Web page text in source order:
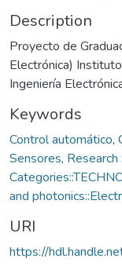
Description
Proyecto de
Electrónica)
Ingeniería
Keywords
Control automático,
Sensores,
and
URI
https://